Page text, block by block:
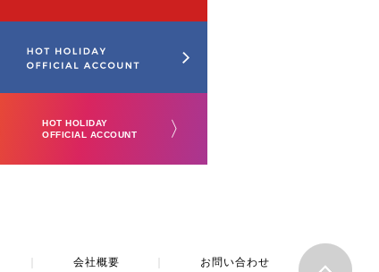
HOT HOLIDAY
OFFICIAL ACCOUNT
〉
会社概要 お問い合わせ